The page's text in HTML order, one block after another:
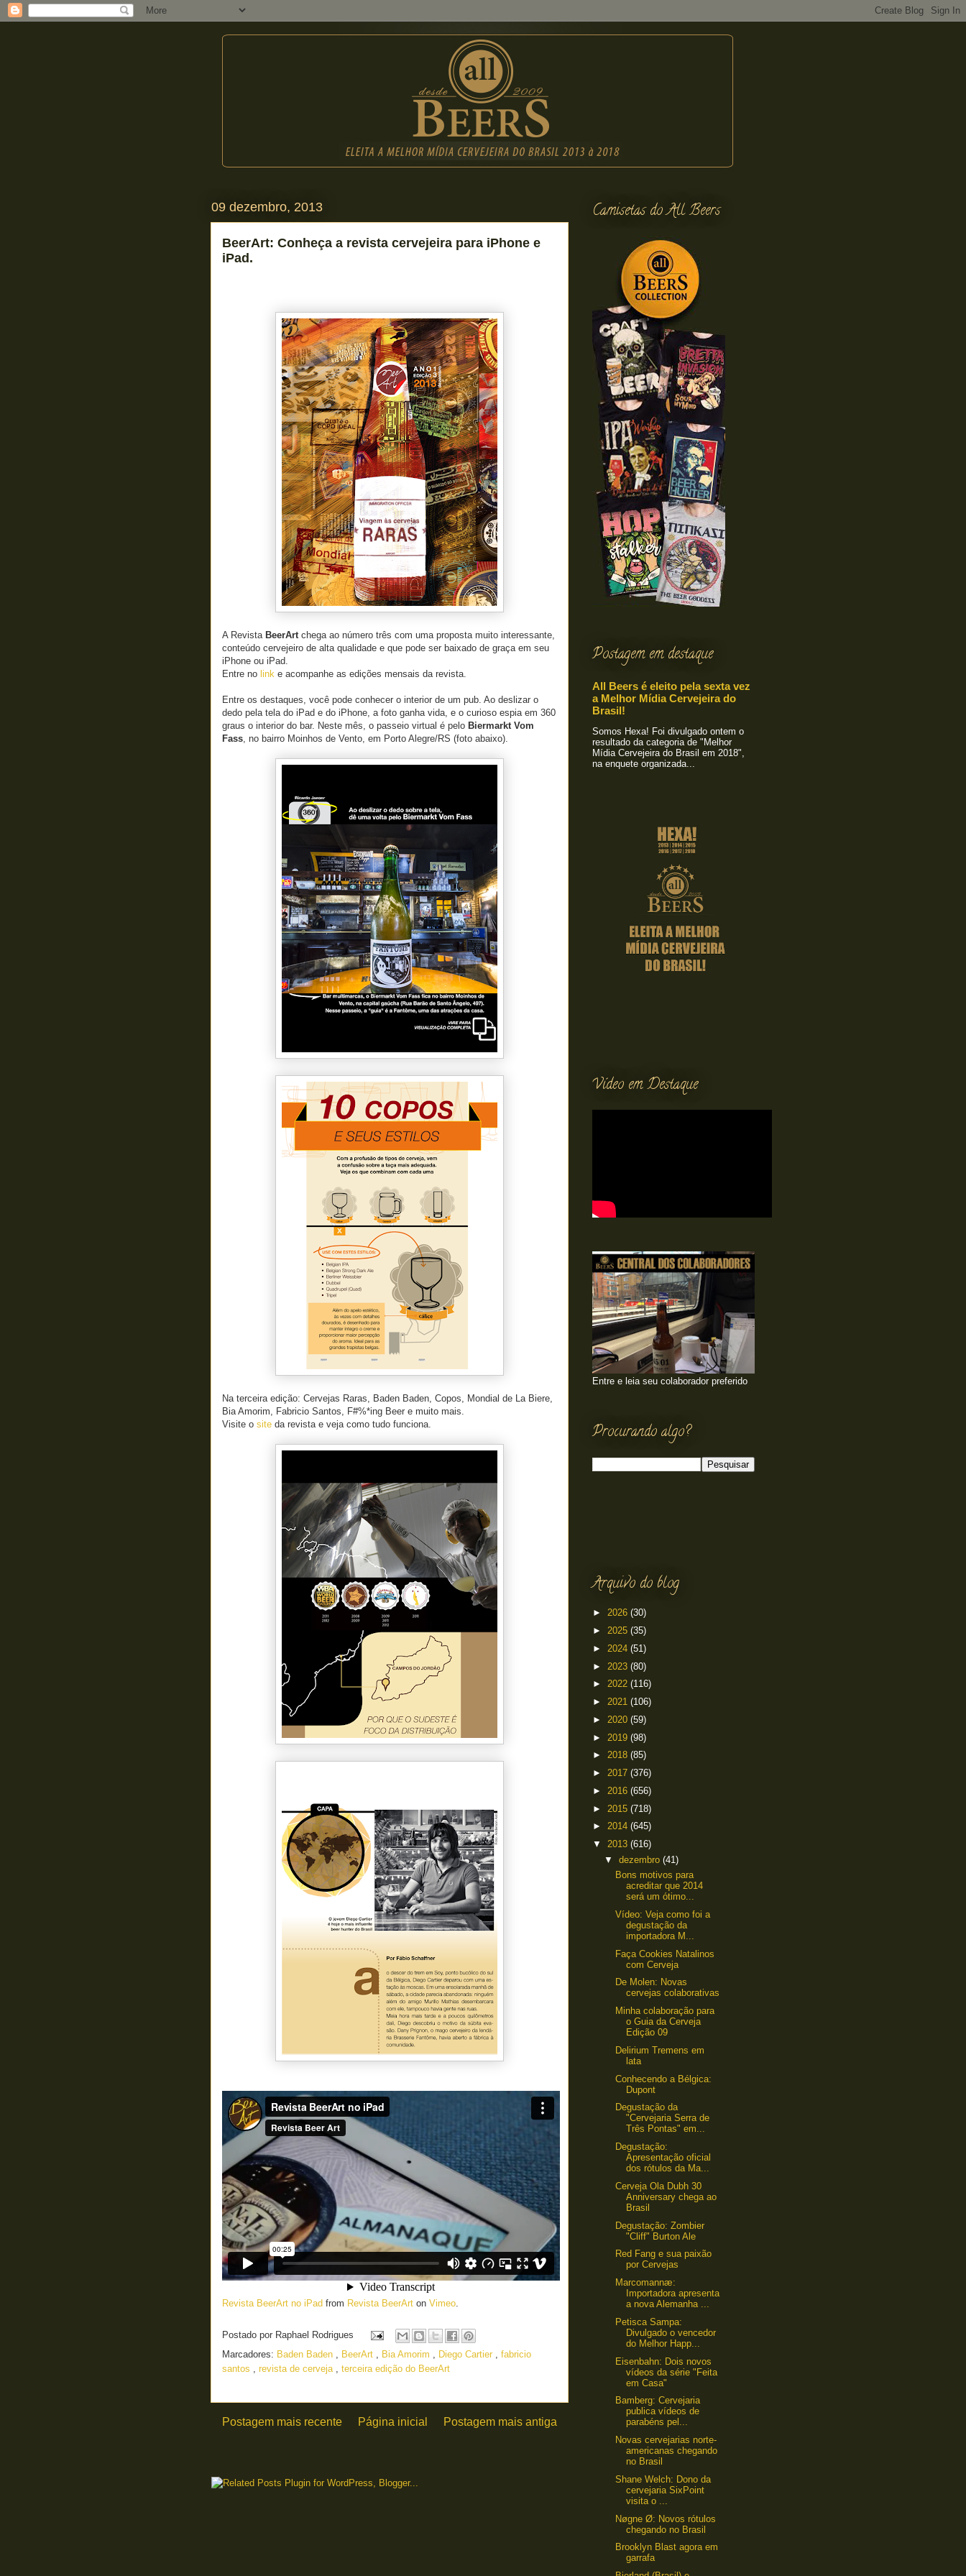
09 dezembro, 2013
BeerArt: Conheça a revista cervejeira para iPhone e
iPad.
A RevistaBeerArtchega ao número três com uma proposta muito interessante,
conteúdo cervejeiro de alta qualidade e que pode ser baixado de graça em seu
iPhone ou iPad.
Entre no link e acompanhe as edições mensais da revista.
Entre os destaques, você pode conhecer o interior de um pub. Ao deslizar o
dedo pela tela do iPad e do iPhone, a foto ganha vida, e o curioso espia em 360
graus o interior do bar. Neste mês, o passeio virtual é pelo Biermarkt Vom
Fass, no bairro Moinhos de Vento, em Porto Alegre/RS (foto abaixo).
Na terceira edição: Cervejas Raras, Baden Baden, Copos, Mondial de La Biere,
Bia Amorim, Fabricio Santos, F#%*ing Beer e muito mais.
Visite o site da revista e veja como tudo funciona.
Revista BeerArt no iPad from Revista BeerArt on Vimeo.
Postado por Raphael Rodrigues
Marcadores: Baden Baden , BeerArt , Bia Amorim , Diego Cartier , fabricio
santos , revista de cerveja , terceira edição do BeerArt
Postagem mais recente Postagem mais antiga
Página inicial
Camisetas do All Beers
Postagem em destaque
All Beers é eleito pela sexta vez
a Melhor Mídia Cervejeira do
Brasil!
Somos Hexa! Foi divulgado ontem o
resultado da categoria de "Melhor
Mídia Cervejeira do Brasil em 2018",
na enquete organizada...
Vídeo em Destaque
Entre e leia seu colaborador preferido
Procurando algo?
Arquivo do blog
► 2026 (30)
► 2025 (35)
► 2024 (51)
► 2023 (80)
► 2022 (116)
► 2021 (106)
► 2020 (59)
► 2019 (98)
► 2018 (85)
► 2017 (376)
► 2016 (656)
► 2015 (718)
► 2014 (645)
▼ 2013 (616)
▼ dezembro (41)
Bons motivos para
acreditar que 2014
será um ótimo...
Vídeo: Veja como foi a
degustação da
importadora M...
Faça Cookies Natalinos
com Cerveja
De Molen: Novas
cervejas colaborativas
Minha colaboração para
o Guia da Cerveja
Edição 09
Delirium Tremens em
lata
Conhecendo a Bélgica:
Dupont
Degustação da
"Cervejaria Serra de
Três Pontas" em...
Degustação:
Apresentação oficial
dos rótulos da Ma...
Cerveja Ola Dubh 30
Anniversary chega ao
Brasil
Degustação: Zombier
"Cliff" Burton Ale
Red Fang e sua paixão
por Cervejas
Marcomannæ:
Importadora apresenta
a nova Alemanha ...
Petisca Sampa:
Divulgado o vencedor
do Melhor Happ...
Eisenbahn: Dois novos
vídeos da série "Feita
em Casa"
Bamberg: Cervejaria
publica vídeos de
parabéns pel...
Novas cervejarias norte-
americanas chegando
no Brasil
Shane Welch: Dono da
cervejaria SixPoint
visita o ...
Nøgne Ø: Novos rótulos
chegando no Brasil
Brooklyn Blast agora em
garrafa